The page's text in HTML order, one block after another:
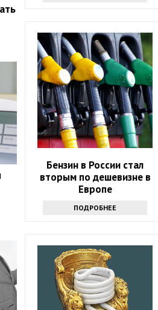
Бензин в России стал
вторым по дешевизне в
Европе
ПОДРОБНЕЕ